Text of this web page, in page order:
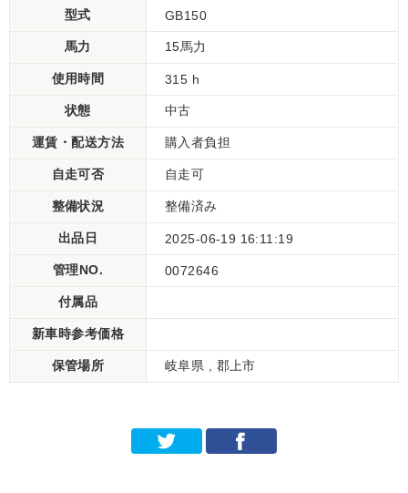
型式 GB150
馬力 15馬力
使用時間 315 h
状態 中古
運賃・配送方法 購入者負担
自走可否 自走可
整備状況 整備済み
出品日 2025-06-19 16:11:19
管理NO. 0072646
付属品
新車時参考価格
保管場所 岐阜県 , 郡上市